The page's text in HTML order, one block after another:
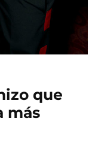
que
más